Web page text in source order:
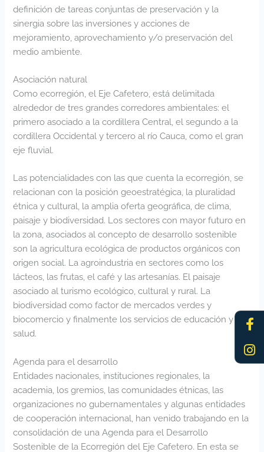
f
definición de tareas conjuntas de preservación y la
sinergia sobre las inversiones y acciones de
mejoramiento, aprovechamiento y/o preservación del
medio ambiente.
Asociación natural
Como ecorregión, el Eje Cafetero, está delimitada
alrededor de tres grandes corredores ambientales: el
primero asociado a la cordillera Central, el segundo a la
cordillera Occidental y tercero al río Cauca, como el gran
eje fluvial.
Las potencialidades con las que cuenta la ecorregión, se
relacionan con la posición geoestratégica, la pluralidad
étnica y cultural, la amplia oferta geográfica, de clima,
paisaje y biodiversidad. Los sectores con mayor futuro en
la zona, asociados al concepto de desarrollo sostenible
son la agricultura ecológica de productos orgánicos con
origen social. La agroindustria en sectores como los
lácteos, las frutas, el café y las artesanías. El paisaje
asociado al turismo ecológico, cultural y rural. La
biodiversidad como factor de mercados verdes y
biocomercio y finalmente los servicios de educación y
salud.
Agenda para el desarrollo
Entidades nacionales, instituciones regionales, la
academia, los gremios, las comunidades étnicas, las
organizaciones no gubernamentales y algunas entidades
de cooperación internacional, han venido trabajando en la
consolidación de una Agenda para el Desarrollo
Sostenible de la Ecorregión del Eje Cafetero. En esta se